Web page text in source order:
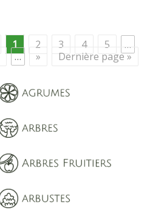
1 2 3 4 5
…
… » Dernière page »